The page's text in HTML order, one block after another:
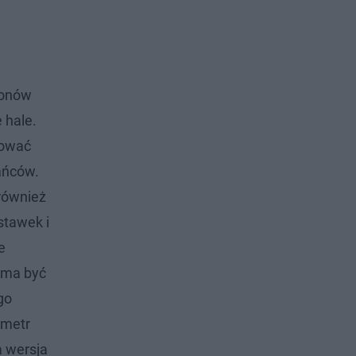
hale.
i
być
wersja